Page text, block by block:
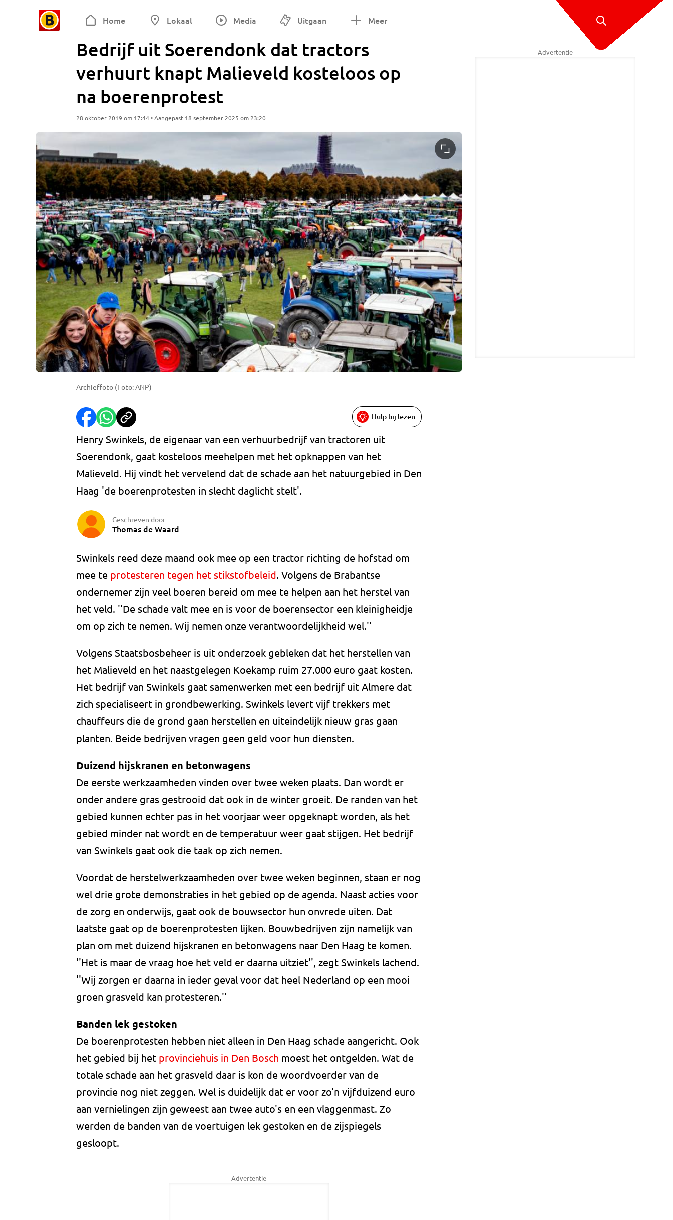
Home Lokaal Media Uitgaan Meer
Bedrijf uit Soerendonk dat tractors
verhuurt knapt Malieveld kosteloos op
na boerenprotest
28 oktober 2019 om 17:44 • Aangepast 18 september 2025 om 23:20
Archieffoto (Foto: ANP)
Hulp bij lezen
Henry Swinkels, de eigenaar van een verhuurbedrijf van tractoren uit
Soerendonk, gaat kosteloos meehelpen met het opknappen van het
Malieveld. Hij vindt het vervelend dat de schade aan het natuurgebied in Den
Haag 'de boerenprotesten in slecht daglicht stelt'.
Geschreven door
Thomas de Waard
Swinkels reed deze maand ook mee op een tractor richting de hofstad om
mee te protesteren tegen het stikstofbeleid. Volgens de Brabantse
ondernemer zijn veel boeren bereid om mee te helpen aan het herstel van
het veld. ''De schade valt mee en is voor de boerensector een kleinigheidje
om op zich te nemen. Wij nemen onze verantwoordelijkheid wel.''
Volgens Staatsbosbeheer is uit onderzoek gebleken dat het herstellen van
het Malieveld en het naastgelegen Koekamp ruim 27.000 euro gaat kosten.
Het bedrijf van Swinkels gaat samenwerken met een bedrijf uit Almere dat
zich specialiseert in grondbewerking. Swinkels levert vijf trekkers met
chauffeurs die de grond gaan herstellen en uiteindelijk nieuw gras gaan
planten. Beide bedrijven vragen geen geld voor hun diensten.
Duizend hijskranen en betonwagens
De eerste werkzaamheden vinden over twee weken plaats. Dan wordt er
onder andere gras gestrooid dat ook in de winter groeit. De randen van het
gebied kunnen echter pas in het voorjaar weer opgeknapt worden, als het
gebied minder nat wordt en de temperatuur weer gaat stijgen. Het bedrijf
van Swinkels gaat ook die taak op zich nemen.
Voordat de herstelwerkzaamheden over twee weken beginnen, staan er nog
wel drie grote demonstraties in het gebied op de agenda. Naast acties voor
de zorg en onderwijs, gaat ook de bouwsector hun onvrede uiten. Dat
laatste gaat op de boerenprotesten lijken. Bouwbedrijven zijn namelijk van
plan om met duizend hijskranen en betonwagens naar Den Haag te komen.
''Het is maar de vraag hoe het veld er daarna uitziet'', zegt Swinkels lachend.
''Wij zorgen er daarna in ieder geval voor dat heel Nederland op een mooi
groen grasveld kan protesteren.''
Banden lek gestoken
De boerenprotesten hebben niet alleen in Den Haag schade aangericht. Ook
het gebied bij het provinciehuis in Den Bosch moest het ontgelden. Wat de
totale schade aan het grasveld daar is kon de woordvoerder van de
provincie nog niet zeggen. Wel is duidelijk dat er voor zo'n vijfduizend euro
aan vernielingen zijn geweest aan twee auto's en een vlaggenmast. Zo
werden de banden van de voertuigen lek gestoken en de zijspiegels
gesloopt.
Advertentie
Advertentie